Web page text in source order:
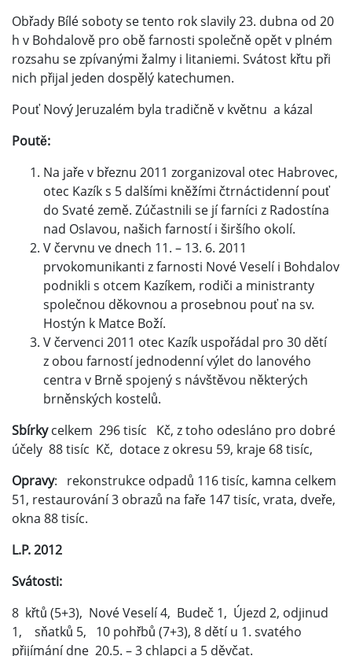
Obřady Bílé soboty se tento rok slavily 23. dubna od 20
h v Bohdalově pro obě farnosti společně opět v plném
rozsahu se zpívanými žalmy i litaniemi. Svátost křtu při
nich přijal jeden dospělý katechumen.
Pouť Nový Jeruzalém byla tradičně v květnu a kázal
Poutě:
Na jaře v březnu 2011 zorganizoval otec Habrovec,
otec Kazík s 5 dalšími kněžími čtrnáctidenní pouť
do Svaté země. Zúčastnili se jí farníci z Radostína
nad Oslavou, našich farností i širšího okolí.
V červnu ve dnech 11. – 13. 6. 2011
prvokomunikanti z farnosti Nové Veselí i Bohdalov
podnikli s otcem Kazíkem, rodiči a ministranty
společnou děkovnou a prosebnou pouť na sv.
Hostýn k Matce Boží.
V červenci 2011 otec Kazík uspořádal pro 30 dětí
z obou farností jednodenní výlet do lanového
centra v Brně spojený s návštěvou některých
brněnských kostelů.
Sbírkycelkem 296 tisíc Kč, z toho odesláno pro dobré
účely 88 tisíc Kč, dotace z okresu 59, kraje 68 tisíc,
Opravy: rekonstrukce odpadů 116 tisíc, kamna celkem
51, restaurování 3 obrazů na faře 147 tisíc, vrata, dveře,
okna 88 tisíc.
L.P. 2012
Svátosti:
8 křtů (5+3), Nové Veselí 4, Budeč 1, Újezd 2, odjinud
1, sňatků 5, 10 pohřbů (7+3), 8 dětí u 1. svatého
přijímání dne 20.5. – 3 chlapci a 5 děvčat.